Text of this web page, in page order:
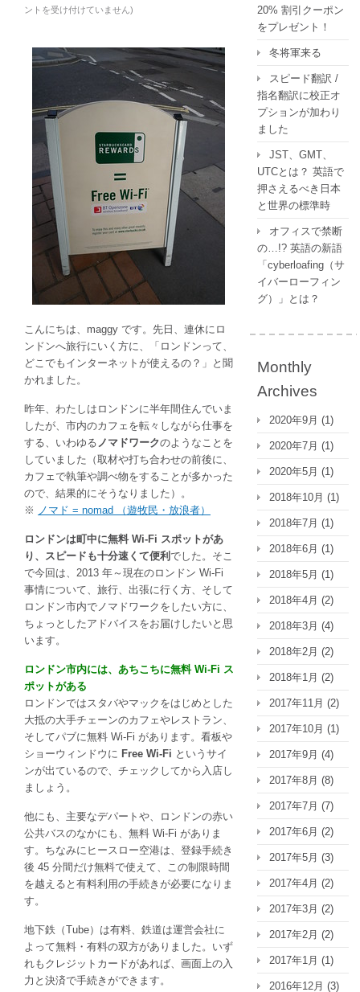
の
イ
タ
ー
＆
東
京
五
向
け
て
は
ントを受け付けていません)
こんにちは、maggy です。先日、連休にロ
ンドンへ旅行にいく方に、「ロンドンって、
どこでもインターネットが使えるの？」と聞
かれました。
昨年、わたしはロンドンに半年間住んでいま
したが、市内のカフェを転々しながら仕事を
する、いわゆる ノマドワークのようなことを
していました（取材や打ち合わせの前後に、
カフェで執筆や調べ物をすることが多かった
ので、結果的にそうなりました）。
※
ノマド = nomad （遊牧民・放浪者）
ロンドンは町中に無料 Wi-Fi スポットがあ
り、スピードも十分速くて便利 でした。そこ
で今回は、2013 年～現在のロンドン Wi-Fi
事情について、旅行、出張に行く方、そして
ロンドン市内でノマドワークをしたい方に、
ちょっとしたアドバイスをお届けしたいと思
います。
ロンドン市内には、あちこちに無料 Wi-Fi ス
ポットがある
ロンドンではスタバやマックをはじめとした
大抵の大手チェーンのカフェやレストラン、
そしてパブに無料 Wi-Fi があります。看板や
ショーウィンドウに Free Wi-Fi というサイ
ンが出ているので、チェックしてから入店し
ましょう。
他にも、主要なデパートや、ロンドンの赤い
公共バスのなかにも、無料 Wi-Fi がありま
す。ちなみにヒースロー空港は、登録手続き
後 45 分間だけ無料で使えて、この制限時間
を越えると有料利用の手続きが必要になりま
す。
地下鉄（Tube）は有料、鉄道は運営会社に
よって無料・有料の双方がありました。いず
れもクレジットカードがあれば、画面上の入
力と決済で手続きができます。
20% 割引クーポン
をプレゼント！
冬将軍来る
スピード翻訳 /
指名翻訳に校正オ
プションが加わり
ました
JST、GMT、
UTCとは？ 英語で
押さえるべき日本
と世界の標準時
オフィスで禁断
の…!? 英語の新語
「cyberloafing（サ
イバーローフィン
グ）」とは？
Monthly
Archives
2020年9月 (1)
2020年7月 (1)
2020年5月 (1)
2018年10月 (1)
2018年7月 (1)
2018年6月 (1)
2018年5月 (1)
2018年4月 (2)
2018年3月 (4)
2018年2月 (2)
2018年1月 (2)
2017年11月 (2)
2017年10月 (1)
2017年9月 (4)
2017年8月 (8)
2017年7月 (7)
2017年6月 (2)
2017年5月 (3)
2017年4月 (2)
2017年3月 (2)
2017年2月 (2)
2017年1月 (1)
2016年12月 (3)